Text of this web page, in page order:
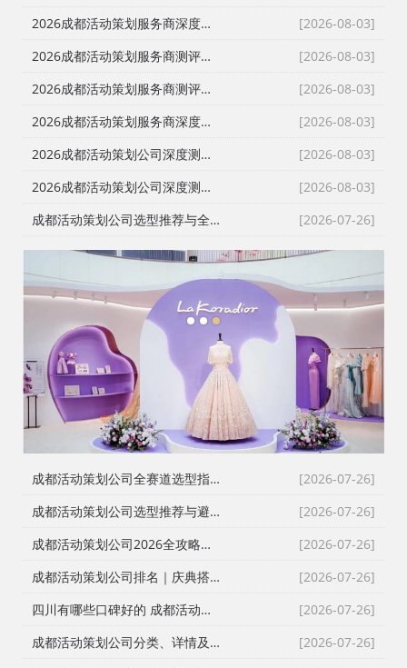
[2026-08-03]
2026成都活动策划服务商深度测评｜四川政企采购如何挑选靠谱会务庆典执行公司
[2026-08-03]
2026成都活动策划服务商测评｜庆典会务演艺一站式落地，川内政企活动如何甄选靠谱执行团队
[2026-08-03]
2026成都活动策划服务商测评｜政企会务、年会庆典、发布会搭建怎么选？避开转包与隐形加价陷阱
[2026-08-03]
2026成都活动策划服务商深度测评：舞台搭建、会务演艺落地怎么选？政企采购避坑指南
[2026-08-03]
2026成都活动策划公司深度测评｜宴会策划、现场搭建、落地执行一站式服务商怎么选
[2026-08-03]
2026成都活动策划公司深度测评｜政企采购甄选靠谱会务庆典服务商指南
[2026-07-26]
成都活动策划公司选型推荐与全品类服务项目详解｜开业庆典/搭建/演艺/避坑攻略
1 2
[2026-07-26]
成都活动策划公司全赛道选型指南：8家主流服务商深度测评与避坑攻略
[2026-07-26]
成都活动策划公司选型推荐与避坑指南｜靠谱排名与全品类服务攻略
[2026-07-26]
成都活动策划公司2026全攻略：靠谱服务商选型推荐+落地避坑指南
[2026-07-26]
成都活动策划公司排名｜庆典搭建演艺全服务靠谱选型攻略
[2026-07-26]
四川有哪些口碑好的 成都活动策划公司，活动执行/会议会务/发布会/同学会/文艺晚会
[2026-07-26]
成都活动策划公司分类、详情及选型指南